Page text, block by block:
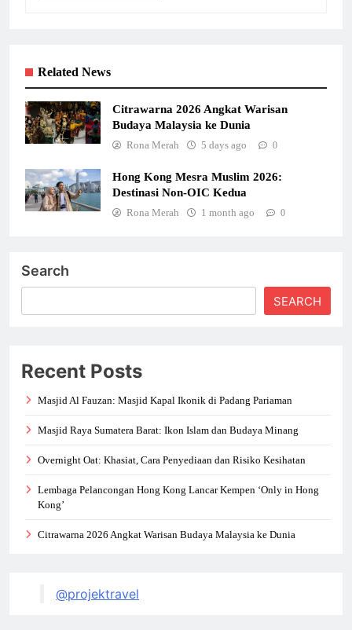
Related News
Citrawarna 2026 Angkat Warisan
Budaya Malaysia ke Dunia
Rona Merah 5 days ago 0
Hong Kong Mesra Muslim 2026:
Destinasi Non-OIC Kedua
Rona Merah 1 month ago 0
Search
SEARCH
Recent Posts
Masjid Al Fauzan: Masjid Kapal Ikonik di Padang Pariaman
Masjid Raya Sumatera Barat: Ikon Islam dan Budaya Minang
Overnight Oat: Khasiat, Cara Penyediaan dan Risiko Kesihatan
Lembaga Pelancongan Hong Kong Lancar Kempen ‘Only in Hong
Kong’
Citrawarna 2026 Angkat Warisan Budaya Malaysia ke Dunia
@projektravel